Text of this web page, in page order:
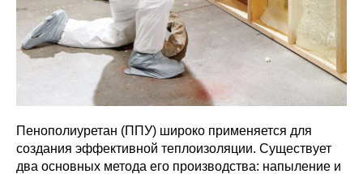
Пенополиуретан (ППУ) широко применяется для
создания эффективной теплоизоляции. Существует
два основных метода его производства: напыление и